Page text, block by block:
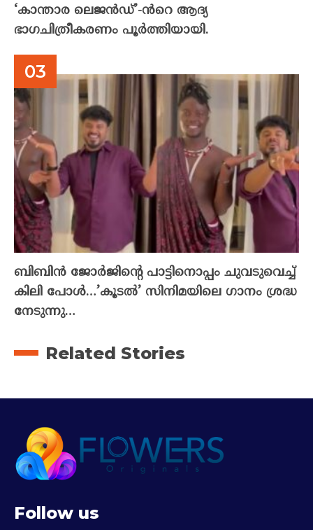
‘കാന്താര ലെജൻഡ്’-ൻറെ ആദ്യ
ഭാഗചിത്രീകരണം പൂർത്തിയായി.
ബിബിൻ ജോർജിന്റെ പാട്ടിനൊപ്പം ചുവടുവെച്ച്
കിലി പോൾ…’കൂടൽ’ സിനിമയിലെ ഗാനം ശ്രദ്ധ
നേടുന്നു…
Related Stories
Follow us